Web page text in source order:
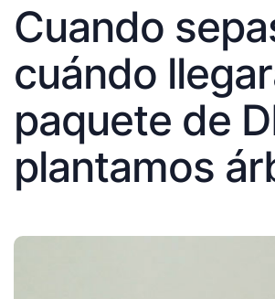
Cuando
cuándo
paquete de
plantamos